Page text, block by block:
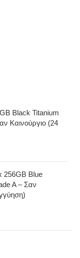
Black Titanium
Καινούργιο (24
256GB Blue
A – Σαν